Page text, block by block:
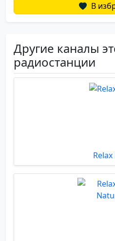
В
Другие каналы
радиостанции
Relax